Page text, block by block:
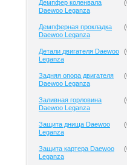
Демпфер коленвала
Daewoo Leganza
(
Демпферная прокладка
Daewoo Leganza
(
Детали двигателя Daewoo
Leganza
(
Задняя опора двигателя
Daewoo Leganza
(
Заливная горловина
Daewoo Leganza
(
Защита днища Daewoo
Leganza
(
Защита картера Daewoo
Leganza
(